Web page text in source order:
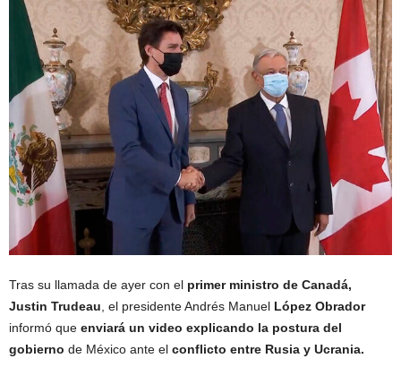
Tras su llamada de ayer con el primer ministro de Canadá,
Justin Trudeau, el presidente Andrés Manuel López Obrador
informó que enviará un video explicando la postura del
gobierno de México ante el conflicto entre Rusia y Ucrania.